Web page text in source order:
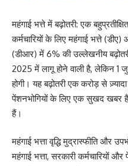
महंगाई भत्ते में बढ़ोतरी: एक
कर्मचारियों के लिए महंगाई भत्ते
(डीआर) में 6% की उल्लेखनीय
2025 में लागू होने वाली है, लेकिन 1
होगी। यह बढ़ोतरी एक करोड़ से
पेंशनभोगियों के लिए एक सुखद खबर
हैं।
महंगाई भत्ता वृद्धि मुद्रास्फीति और
महंगाई भत्ता, सरकारी कर्मचारियों